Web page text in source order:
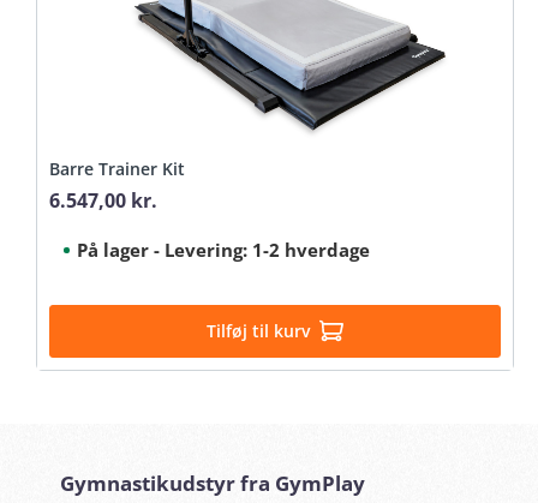
Barre Trainer Kit
Regular price:
6.547,00 kr.
På lager - Levering: 1-2 hverdage
Tilføj til kurv
Gymnastikudstyr fra GymPlay